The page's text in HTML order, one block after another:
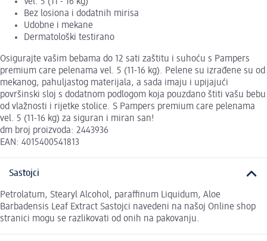
Bez losiona i dodatnih mirisa
Udobne i mekane
Dermatološki testirano
Osigurajte vašim bebama do 12 sati zaštitu i suhoću s Pampers
premium care pelenama vel. 5 (11-16 kg). Pelene su izrađene su od
mekanog, pahuljastog materijala, a sada imaju i upijajući
površinski sloj s dodatnom podlogom koja pouzdano štiti vašu bebu
od vlažnosti i rijetke stolice. S Pampers premium care pelenama
vel. 5 (11-16 kg) za siguran i miran san!
dm broj proizvoda: 2443936
EAN: 4015400541813
Sastojci
Petrolatum, Stearyl Alcohol, paraffinum Liquidum, Aloe
Barbadensis Leaf Extract Sastojci navedeni na našoj Online shop
stranici mogu se razlikovati od onih na pakovanju.